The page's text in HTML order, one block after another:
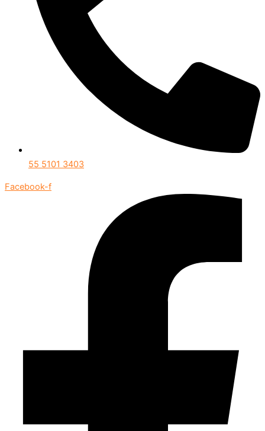
55 5101 3403
Facebook-f